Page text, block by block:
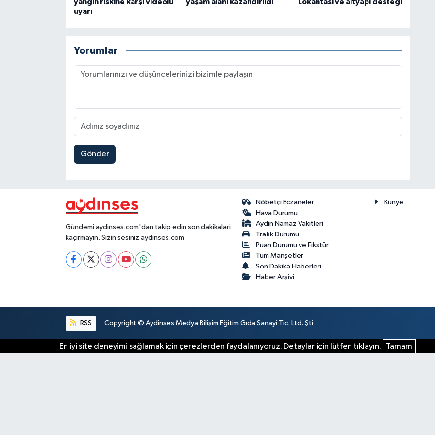
yangın riskine karşı videolu
uyarı
yaşam alanı kazandırıldı
Lokantası ve altyapı desteği
Yorumlar
Gönder
Gündemi aydinses.com'dan takip edin son dakikalari
kaçırmayın. Sizin sesiniz aydinses.com
Nöbetçi Eczaneler
Hava Durumu
Aydin Namaz Vakitleri
Trafik Durumu
Puan Durumu ve Fikstür
Tüm Manşetler
Son Dakika Haberleri
Haber Arşivi
Künye
RSS Copyright © Aydinses Medya Bilişim Eğitim Gıda Sanayi Tic. Ltd. Şti
En iyi site deneyimi sağlamak için çerezlerden faydalanıyoruz. Detaylar için lütfen tıklayın. Tamam